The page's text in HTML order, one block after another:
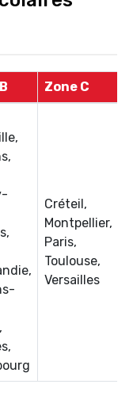
Zone C
Créteil,
Montpellier,
Paris,
Toulouse,
Versailles